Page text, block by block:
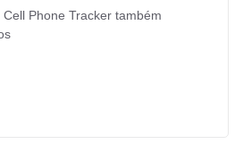
Phone Tracker também